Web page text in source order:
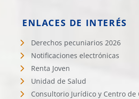
ENLACES DE INTERÉS
Derechos pecuniarios 2026
Notificaciones electrónicas
Renta Joven
Unidad de Salud
Consultorio Jurídico y Centro de